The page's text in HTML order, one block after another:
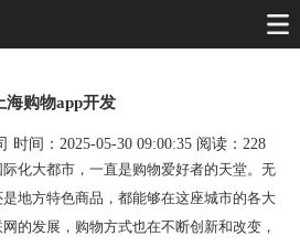
上海购物app开发
时间：2025-05-30 09:00:35 阅读： 228
化大都市，一直是购物爱好者的天堂。无
地方特色商品，都能够在这座城市的各大
的发展，购物方式也在不断创新和改变，